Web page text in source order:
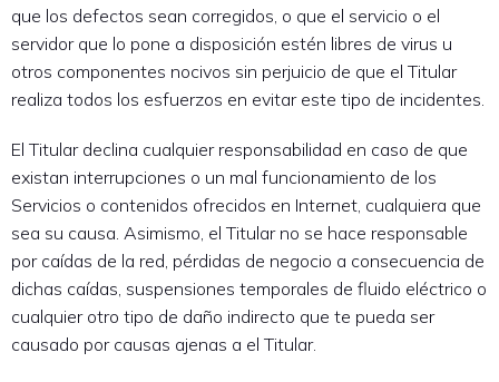
que los defectos sean corregidos, o que el servicio o el
servidor que lo pone a disposición estén libres de virus u
otros componentes nocivos sin perjuicio de que el Titular
realiza todos los esfuerzos en evitar este tipo de incidentes.
El Titular declina cualquier responsabilidad en caso de que
existan interrupciones o un mal funcionamiento de los
Servicios o contenidos ofrecidos en Internet, cualquiera que
sea su causa. Asimismo, el Titular no se hace responsable
por caídas de la red, pérdidas de negocio a consecuencia de
dichas caídas, suspensiones temporales de fluido eléctrico o
cualquier otro tipo de daño indirecto que te pueda ser
causado por causas ajenas a el Titular.